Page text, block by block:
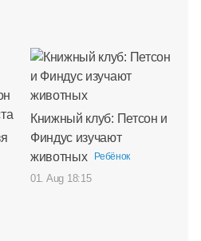
Книжный клуб: Петсон и
Финдус изучают
животных
Ребёнок
01. Aug 18:15